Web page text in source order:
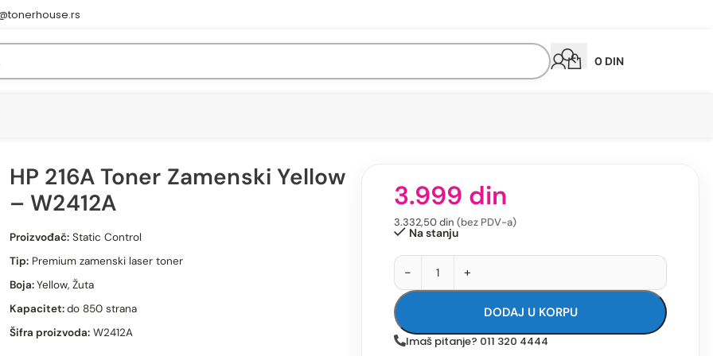
0 DIN
HP 216A Toner Zamenski Yellow
– W2412A
Proizvođač:Static Control
Tip:Premium zamenski laser toner
Boja:Yellow, Žuta
Kapacitet:do 850 strana
Šifra proizvoda:W2412A
3.999 din
3.332,50din (bez PDV-a)
Na stanju
- +
DODAJ U KORPU
Imaš pitanje? 011 320 4444